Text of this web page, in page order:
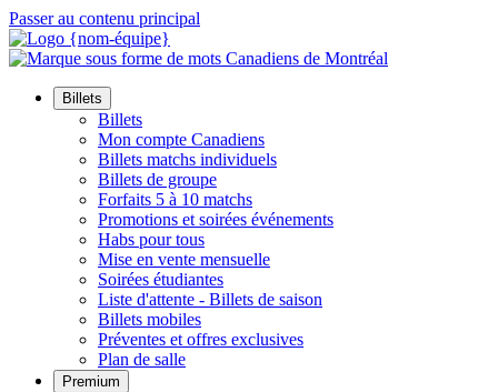
Passer au contenu principal
Billets
Billets
Mon compte Canadiens
Billets matchs individuels
Billets de groupe
Forfaits 5 à 10 matchs
Promotions et soirées événements
Habs pour tous
Mise en vente mensuelle
Soirées étudiantes
Liste d'attente - Billets de saison
Billets mobiles
Préventes et offres exclusives
Plan de salle
Premium